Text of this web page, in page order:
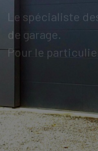
Pour le
03 20 36 04 65